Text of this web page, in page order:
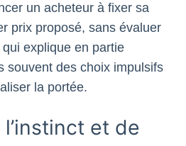
un acheteur à fixer sa
prix proposé, sans évaluer
explique en partie
souvent des choix impulsifs
la portée.
et de